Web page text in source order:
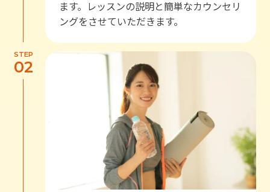
ます。レッスンの説明と簡単なカウンセリ
ングをさせていただきます。
STEP
02